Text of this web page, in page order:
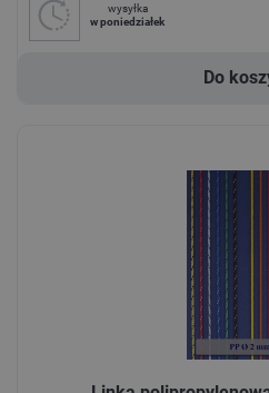
wysyłka
w poniedziałek
Do